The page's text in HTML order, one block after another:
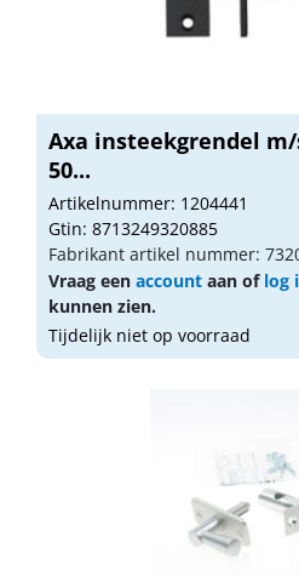
Axa insteekgrendel
50...
Artikelnummer: 1204441
Gtin: 8713249320885
Fabrikant artikel nummer:
Vraag een account aan of log
kunnen zien.
Tijdelijk niet op voorraad